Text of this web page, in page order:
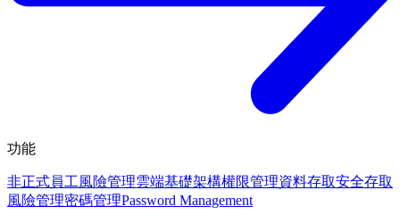
功能
非正式員工風險管理雲端基礎架構權限管理資料存取安全存取
風險管理密碼管理Password Management